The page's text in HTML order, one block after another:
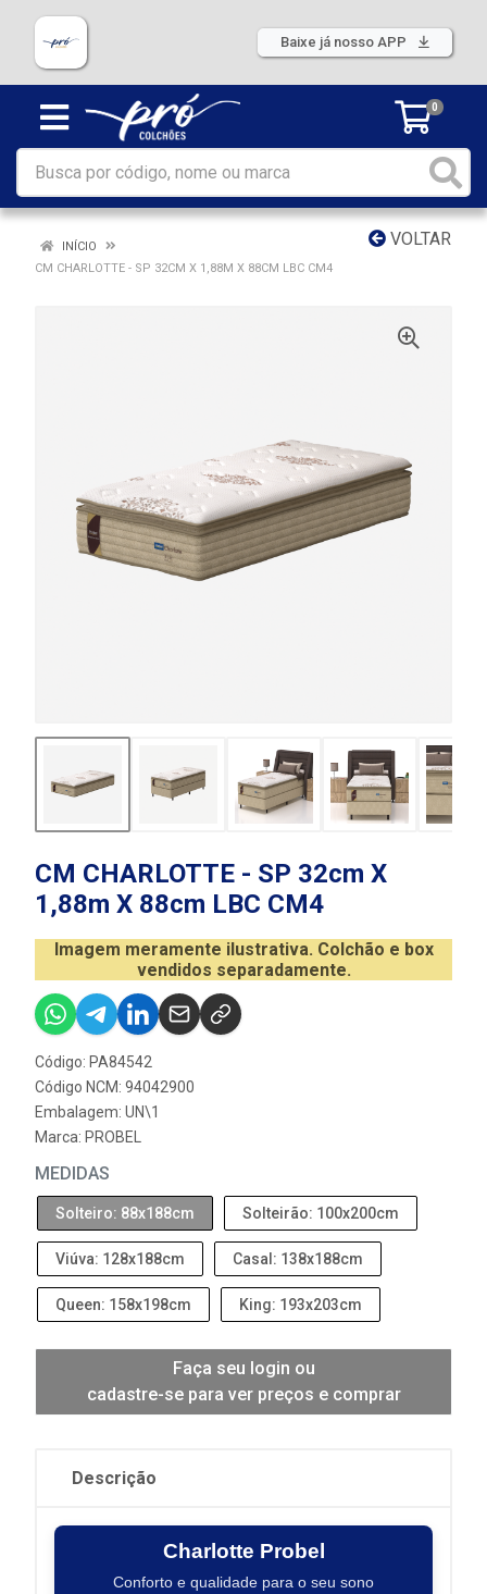
Baixe já nosso APP
0
VOLTAR
INÍCIO
CM CHARLOTTE - SP 32CM X 1,88M X 88CM LBC CM4
CM CHARLOTTE - SP 32cm X
1,88m X 88cm LBC CM4
Imagem meramente ilustrativa. Colchão e box
vendidos separadamente.
Código: PA84542
Código NCM: 94042900
Embalagem: UN\1
Marca: PROBEL
MEDIDAS
Solteiro: 88x188cm Solteirão: 100x200cm
Viúva: 128x188cm Casal: 138x188cm
Queen: 158x198cm King: 193x203cm
Faça seu login ou
cadastre-se para ver preços e comprar
Descrição
Charlotte Probel
Conforto e qualidade para o seu sono